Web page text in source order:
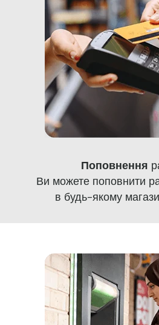
Поповнення
Ви можете поповнити
в будь-якому